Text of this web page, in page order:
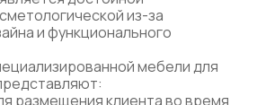
из-за
и функционального
мебели для
размещения клиента во время